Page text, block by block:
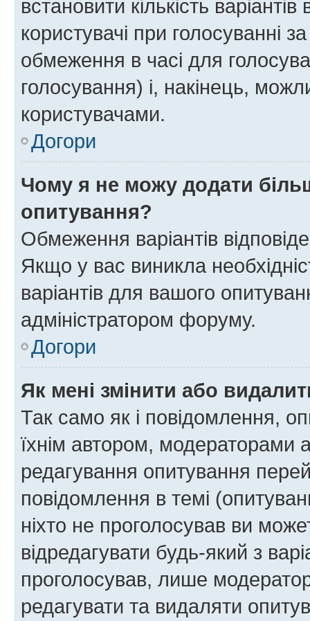
встановити кількість
користувачі при голосуванні
обмеження в часі для
голосування) і, накінець,
користувачами.
Догори
Чому я не можу додати
опитування?
Обмеження варіантів
Якщо у вас виникла
варіантів для вашого
адміністратором форуму.
Догори
Як мені змінити або
Так само як і повідомлення,
їхнім автором, модераторами
редагування опитування
повідомлення в темі
ніхто не проголосував ви
відредагувати будь-який з
проголосував, лише
редагувати та видаляти